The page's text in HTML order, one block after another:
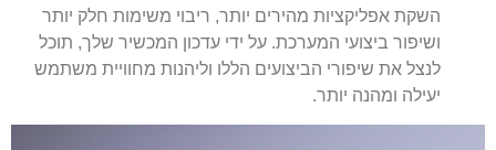
השקת אפליקציות מהירים יותר, ריבוי משימות חלק יותר
ושיפור ביצועי המערכת. על ידי עדכון המכשיר שלך, תוכל
לנצל את שיפורי הביצועים הללו וליהנות מחוויית משתמש
יעילה ומהנה יותר.